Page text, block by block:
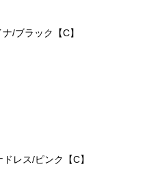
/ブラック【C】
レス/ピンク【C】